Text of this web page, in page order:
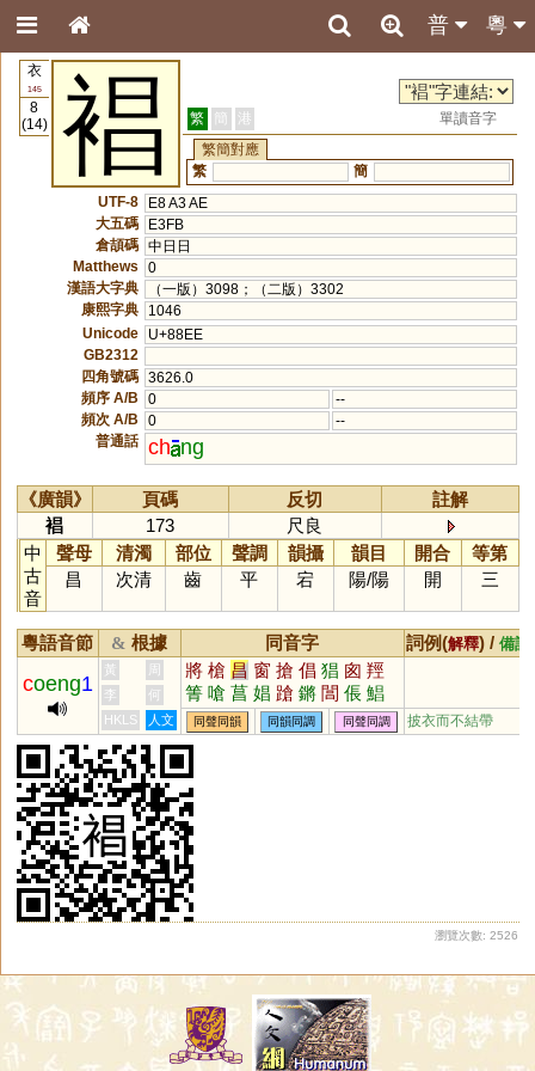
粵
普
衣
145
8
(14)
裮 繁 簡 港
單讀音字
繁簡對應
繁
簡
UTF-8
E8 A3 AE
大五碼
E3FB
倉頡碼 中日日
Matthews
0
漢語大字典
（一版）3098；（二版）3302
康熙字典
1046
Unicode
U+88EE
GB2312
四角號碼 3626.0
頻序 A/B
0
--
頻次 A/B
0
--
普通話 ch ng
《廣韻》 頁碼 反切
註解
裮
173
尺良
中
古
音
聲母 清濁 部位 聲調 韻攝 韻目 開合
等第
昌
次清 齒 平 宕 陽/陽 開 三
粵語音節 & 根據 同音字 詞例(解釋) / 備註
coeng1
黃 周 將 槍 昌 窗 搶 倡 猖 囪 羥
箐 嗆 菖 娼 蹌 鏘 閶 倀 鯧
錆 蹡 牄 琩 嶈 淐 闛 摐 鶬
戧 鼚 謒 錩 瑲 斨 鎗
李
何
HKLS
人文 同聲同韻 同韻同調 同聲同調 披衣而不結帶
瀏覽次數: 2526